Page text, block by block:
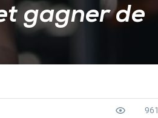
gagner de
961